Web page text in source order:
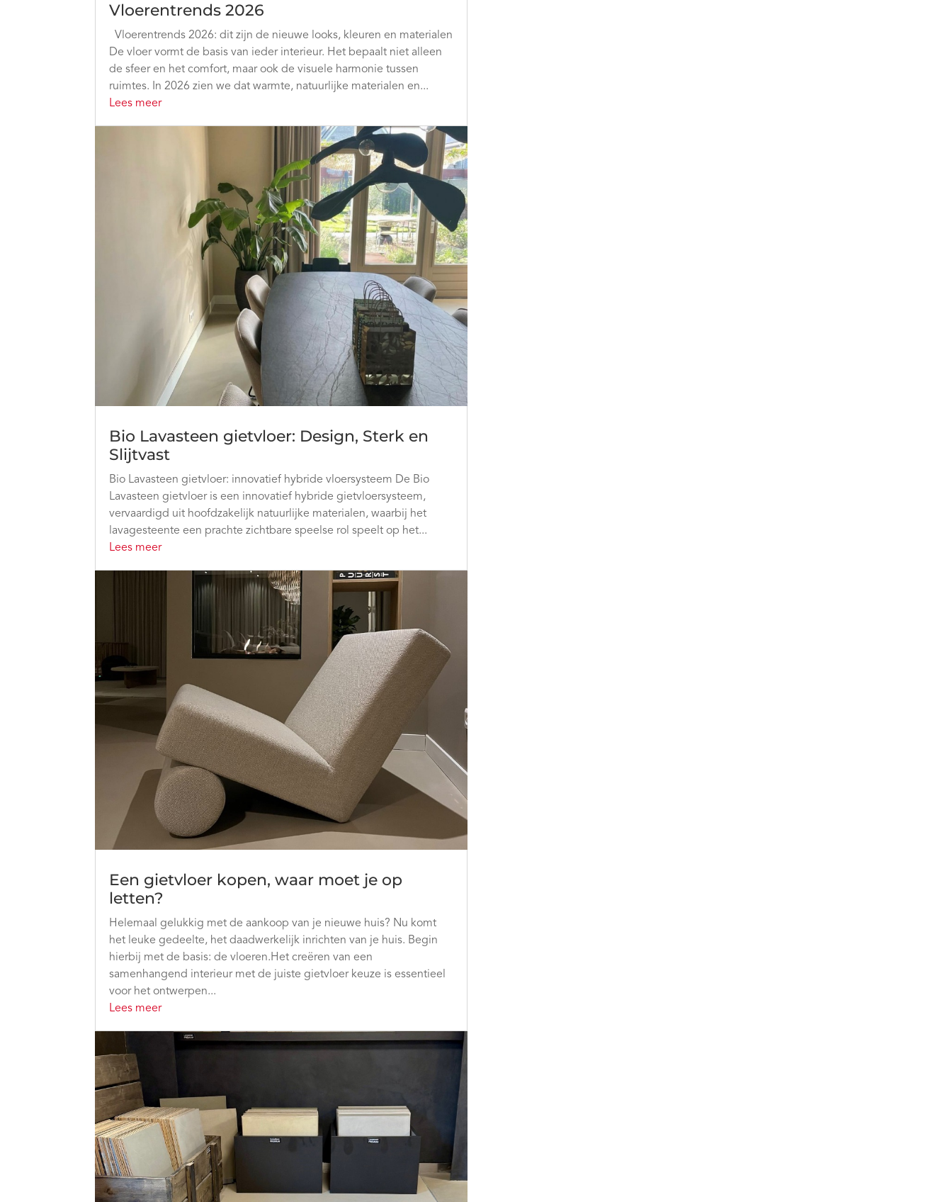
Vloerentrends 2026
Vloerentrends 2026: dit zijn de nieuwe looks, kleuren en materialen
De vloer vormt de basis van ieder interieur. Het bepaalt niet alleen
de sfeer en het comfort, maar ook de visuele harmonie tussen
ruimtes. In 2026 zien we dat warmte, natuurlijke materialen en...
Lees meer
Bio Lavasteen gietvloer: Design, Sterk en
Slijtvast
Bio Lavasteen gietvloer: innovatief hybride vloersysteem De Bio
Lavasteen gietvloer is een innovatief hybride gietvloersysteem,
vervaardigd uit hoofdzakelijk natuurlijke materialen, waarbij het
lavagesteente een prachte zichtbare speelse rol speelt op het...
Lees meer
Een gietvloer kopen, waar moet je op
letten?
Helemaal gelukkig met de aankoop van je nieuwe huis? Nu komt
het leuke gedeelte, het daadwerkelijk inrichten van je huis. Begin
hierbij met de basis: de vloeren.Het creëren van een
samenhangend interieur met de juiste gietvloer keuze is essentieel
voor het ontwerpen...
Lees meer